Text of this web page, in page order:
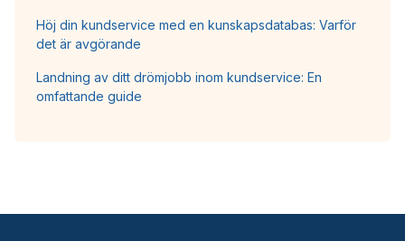
Höj din kundservice med en kunskapsdatabas: Varför
det är avgörande
Landning av ditt drömjobb inom kundservice: En
omfattande guide